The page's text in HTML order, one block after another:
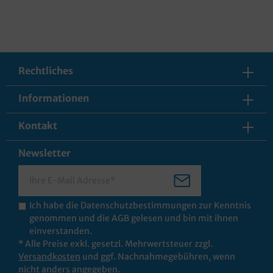
Rechtliches
Informationen
Kontakt
Newsletter
Ich habe die Datenschutzbestimmungen zur Kenntnis
genommen und die AGB gelesen und bin mit ihnen
einverstanden.
* Alle Preise exkl. gesetzl. Mehrwertsteuer zzgl.
Versandkosten und ggf. Nachnahmegebühren, wenn
nicht anders angegeben.